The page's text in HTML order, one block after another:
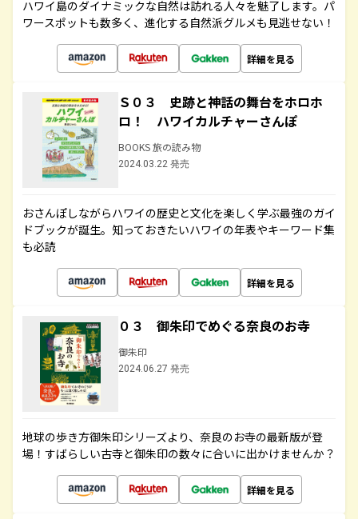
ハワイ島のダイナミックな自然は訪れる人々を魅了します。パ
ワースポットも数多く、進化する自然派グルメも見逃せない！
詳細を見る
Ｓ０３ 史跡と神話の舞台をホロホ
ロ！ ハワイカルチャーさんぽ
BOOKS 旅の読み物
2024.03.22 発売
おさんぽしながらハワイの歴史と文化を楽しく学ぶ最強のガイ
ドブックが誕生。知っておきたいハワイの年表やキーワード集
も必読
詳細を見る
０３ 御朱印でめぐる奈良のお寺
御朱印
2024.06.27 発売
地球の歩き方御朱印シリーズより、奈良のお寺の最新版が登
場！すばらしい古寺と御朱印の数々に合いに出かけませんか？
詳細を見る